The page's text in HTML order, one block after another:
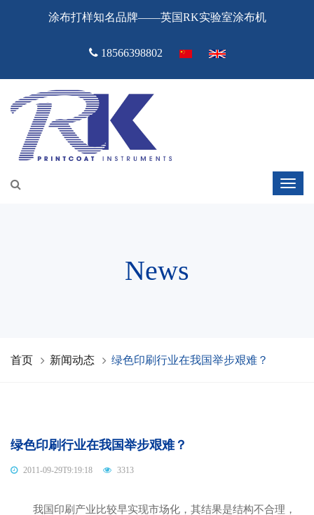
涂布打样知名品牌——英国RK实验室涂布机
18566398802
News
首页 新闻动态 绿色印刷行业在我国举步艰难？
绿色印刷行业在我国举步艰难？
2011-09-29T9:19:18 3313
我国印刷产业比较早实现市场化，其结果是结构不合理，